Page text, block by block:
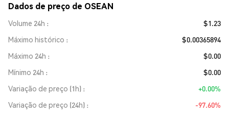
Dados de preço de OSEAN
Volume 24h
$1.23
Máximo histórico
$0.00365894
Máximo 24h
$0.00
Mínimo 24h
$0.00
Variação de preço (1h)
+0.00%
Variação de preço (24h)
-97.60%